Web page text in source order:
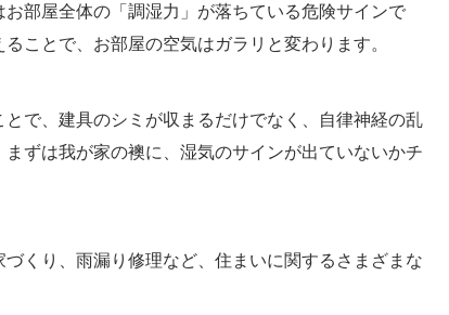
部屋全体の「調湿力」が落ちている危険サインで
ことで、お部屋の空気はガラリと変わります。
で、建具のシミが収まるだけでなく、自律神経の乱
ずは我が家の襖に、湿気のサインが出ていないかチ
くり、雨漏り修理など、住まいに関するさまざまな